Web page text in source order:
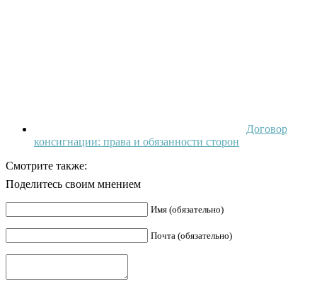
Договор
консигнации: права и обязанности сторон
Смотрите также:
Поделитесь своим мнением
Имя (обязательно)
Почта (обязательно)